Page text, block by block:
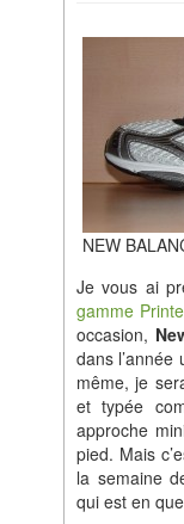
Outils
NEW
Je vous ai
gamme
occasion,
dans l’année
même, je
et typée
approche
pied. Mais
la semaine
qui est en